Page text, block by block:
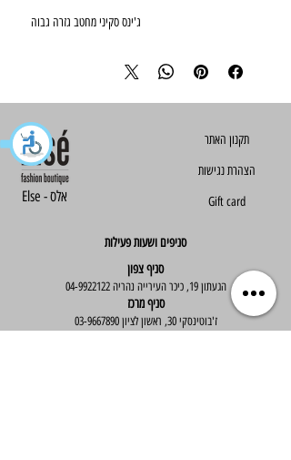
ג'ינס סקיני מחטב גזרה גבוה
Else - אלס
תקנון האתר​​
הצהרת נגישות
Gift card
סניפים ושעות פעילות
סניף צפון
הגעתון 19, כיכר העירייה נהריה 04-9922122
סניף מרכז
ז'בוטינסקי 30, ראשון לציון 03-9667890